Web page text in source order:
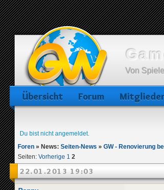
Von
Übersicht Forum
Du bist nicht angemeldet.
Foren » News: Seiten-News » GW - Renovierung
Seiten: Vorherige 1 2
22.01.2013 19:03